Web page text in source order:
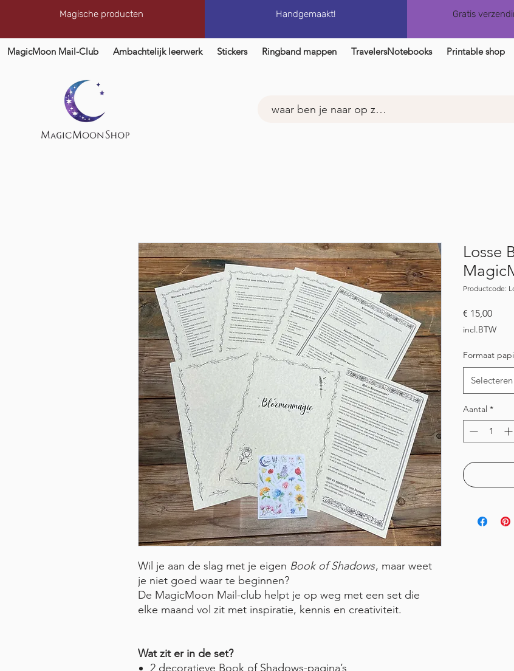
Magische producten Handgemaakt! Gratis
MagicMoon Mail-Club Ambachtelijk leerwerk Stickers Ringband mappen TravelersNotebooks Printable shop
Wil je aan de slag met je eigen Book of Shadows, maar weet
je niet goed waar te beginnen?
De MagicMoon Mail-club helpt je op weg met een set die
elke maand vol zit met inspiratie, kennis en creativiteit.
Wat zit er in de set?
2 decoratieve Book of Shadows-pagina’s
Losse
Productcode:
€ 15,00Prijs
incl.BTW
Formaat
Selecteren
Aantal *